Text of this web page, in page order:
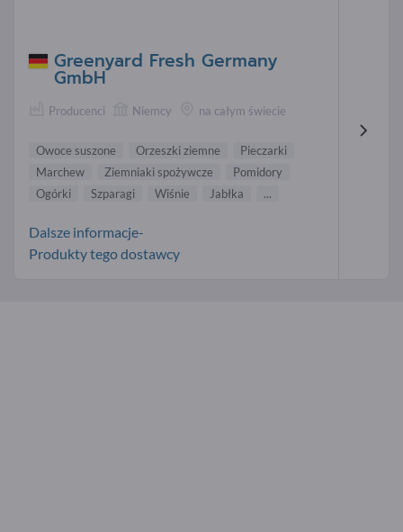
Greenyard Fresh Germany
GmbH
Producenci Niemcy na całym świecie
Owoce suszone Orzeszki ziemne
Pieczarki
Marchew
Ziemniaki spożywcze
Pomidory
Ogórki
Szparagi Wiśnie Jabłka ...
Dalsze informacje-
Produkty tego dostawcy